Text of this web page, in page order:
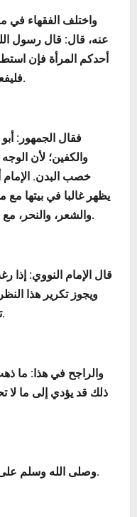
واختلف الفقهاء في
عنه، قال: قال رسول
أحدكم المرأة فإن
فليفعل)) رواه أبو داوود، وصححه الألباني.
فقال الجمهور:
والكفين؛ لأن
خصب البدن. الإمام
يظهر غالبا في بيتها مع
والشعر، والنحر، مع وجود المحرم وليس في خلوة بينهما.
قال الإمام النووي: إذا
ويجوز تكرير هذا
تزوجه فإنه يعجبها منه ما يعجبه منها.
والراجح في هذا: ما
ذلك قد يؤدي إلى ما لا
وصلى الله وسلم على نبينا محمد وعلى آله وصحبه وسلم.